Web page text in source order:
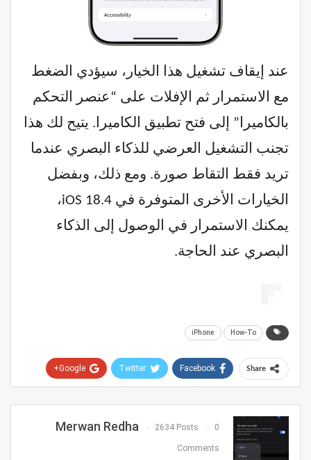
عند إيقاف تشغيل هذا الخيار، سيؤدي الضغط
مع الاستمرار ثم الإفلات على “عنصر التحكم
بالكاميرا” إلى فتح تطبيق الكاميرا. يتيح لك هذا
تجنب التشغيل العرضي للذكاء البصري عندما
تريد فقط التقاط صورة. ومع ذلك، وبفضل
الخيارات الأخرى المتوفرة في iOS 18.4،
يمكنك الاستمرار في الوصول إلى الذكاء
البصري عند الحاجة.
How-To
iPhone
Share
Facebook
Twitter
Google+
Email
Merwan Redha 2634 Posts 0
Comments